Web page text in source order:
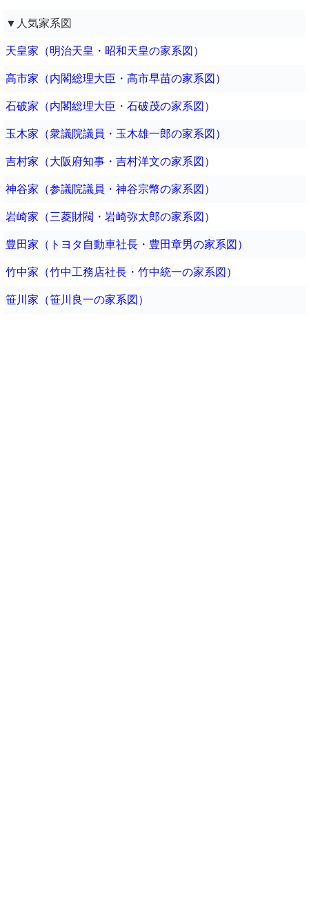
▼人気家系図
天皇家（明治天皇・昭和天皇の家系図）
高市家（内閣総理大臣・高市早苗の家系図）
石破家（内閣総理大臣・石破茂の家系図）
玉木家（衆議院議員・玉木雄一郎の家系図）
吉村家（大阪府知事・吉村洋文の家系図）
神谷家（参議院議員・神谷宗幣の家系図）
岩崎家（三菱財閥・岩崎弥太郎の家系図）
豊田家（トヨタ自動車社長・豊田章男の家系図）
竹中家（竹中工務店社長・竹中統一の家系図）
笹川家（笹川良一の家系図）